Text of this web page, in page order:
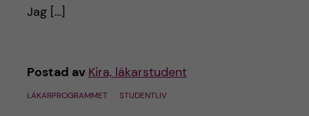
Jag […]
Postad av Kira, läkarstudent
LÄKARPROGRAMMET STUDENTLIV